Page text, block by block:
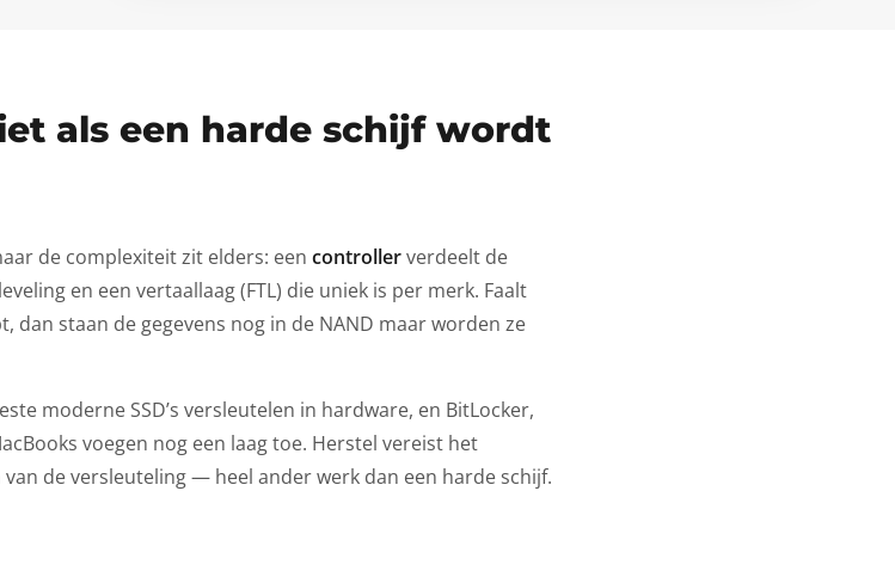
als een harde schijf wordt
de complexiteit zit elders: een controllerverdeelt de
en een vertaallaag (FTL) die uniek is per merk. Faalt
staan de gegevens nog in de NAND maar worden ze
moderne SSD’s versleutelen in hardware, en BitLocker,
voegen nog een laag toe. Herstel vereist het
de versleuteling — heel ander werk dan een harde schijf.